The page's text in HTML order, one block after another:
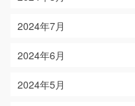
2024年7月
2024年6月
2024年5月